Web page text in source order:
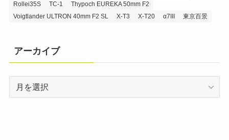
Rollei35S
TC-1
Thypoch EUREKA 50mm F2
Voigtlander ULTRON 40mm F2 SL
X-T3 X-T20 α7III 東京百景
アーカイブ